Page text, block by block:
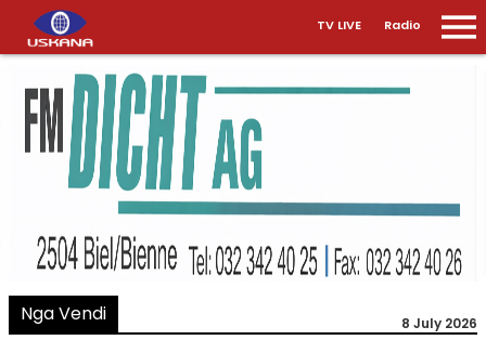
TV LIVE Radio
Nga Vendi 8 July 2026